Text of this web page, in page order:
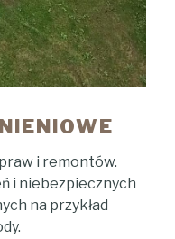
i remontów.
i niebezpiecznych
na przykład